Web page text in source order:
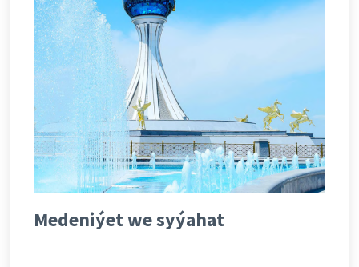
Medeniýet we syýahat